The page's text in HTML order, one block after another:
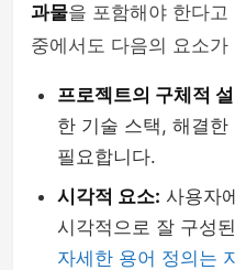
과물을 포함해야 한다
중에서도 다음의 요소
프로젝트의 구체적
한 기술 스택, 해결한
필요합니다.
시각적 요소: 사용자
시각적으로 잘 구성
자세한 용어 정의는